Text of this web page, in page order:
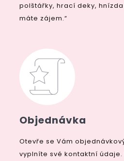
polštářky, hrací deky,
máte zájem.“
Objednávka
Otevře se Vám
vyplníte své kontaktní